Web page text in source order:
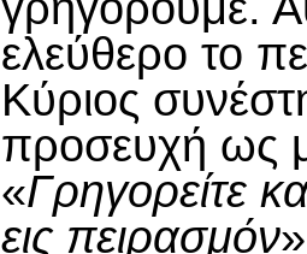
ελεύθερο το
Κύριος
προσευχή ως
«Γρηγορείτε
εις πειρασμόν